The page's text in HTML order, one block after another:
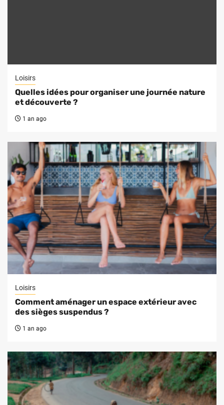
Loisirs
Quelles idées pour organiser une journée nature
et découverte ?
1 an ago
Loisirs
Comment aménager un espace extérieur avec
des sièges suspendus ?
1 an ago